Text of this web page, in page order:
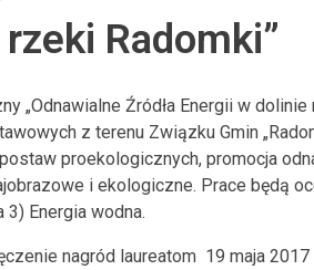
Radomki”
„Odnawialne Źródła Energii w
z terenu Związku Gmin
proekologicznych, promocja
i ekologiczne. Prace będą
3) Energia wodna.
nagród laureatom 19 maja